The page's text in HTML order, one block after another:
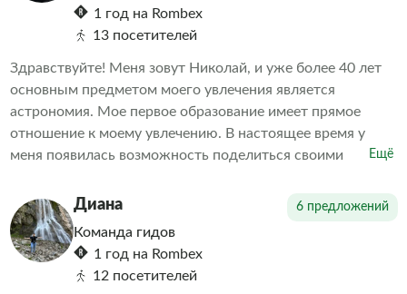
1 год на Rombex
13 посетителей
Здравствуйте! Меня зовут Николай, и уже более 40 лет
основным предметом моего увлечения является
астрономия. Мое первое образование имеет прямое
отношение к моему увлечению. В настоящее время у
меня появилась возможность поделиться своими
эта тема. Мне также интересна история, современность,
будущее Российской (Советской) и зарубежной
космонавтики, в том числе в части исследования
объектов Солнечной системы. С радостью расскажу
множество интересных фактов.
Ещё
Диана 6 предложений
Команда гидов
1 год на Rombex
12 посетителей